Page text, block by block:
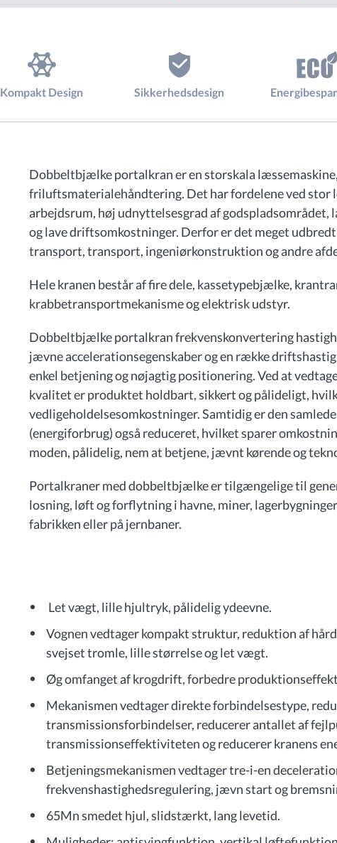
Kompakt Design Sikkerhedsdesign
Dobbeltbjælke portalkran er en storskala
friluftsmaterialehåndtering. Det har fordelene ved stor
arbejdsrum, høj udnyttelsesgrad af
og lave driftsomkostninger. Derfor er det meget
transport, transport, ingeniørkonstruktion og andre
Hele kranen består af fire dele, kassetypebjælke,
krabbetransportmekanisme og elektrisk udstyr.
Dobbeltbjælke portalkran frekvenskonvertering
jævne accelerationsegenskaber og en række
enkel betjening og nøjagtig positionering. Ved at
kvalitet er produktet holdbart, sikkert og pålideligt,
vedligeholdelsesomkostninger. Samtidig er den
(energiforbrug) også reduceret, hvilket sparer
moden, pålidelig, nem at betjene, jævnt kørende og
Portalkraner med dobbeltbjælke er tilgængelige til
losning, løft og forflytning i havne, miner,
fabrikken eller på jernbaner.
Let vægt, lille hjultryk, pålidelig ydeevne.
Vognen vedtager kompakt struktur, reduktion af
svejset tromle, lille størrelse og let vægt.
Øg omfanget af krogdrift, forbedre
Mekanismen vedtager direkte forbindelsestype,
transmissionsforbindelser, reducerer antallet af
transmissionseffektiviteten og reducerer kranens
Betjeningsmekanismen vedtager tre-i-en
frekvenshastighedsregulering, jævn start og
65Mn smedet hjul, slidstærkt, lang levetid.